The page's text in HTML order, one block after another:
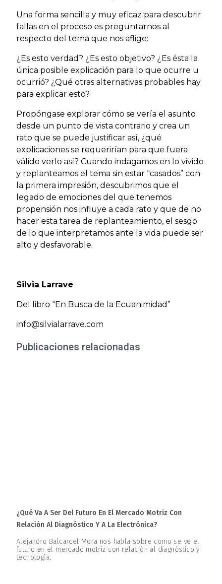
Una forma sencilla y muy eficaz para descubrir
fallas en el proceso es preguntarnos al
respecto del tema que nos aflige:
¿Es esto verdad? ¿Es esto objetivo? ¿Es ésta la
única posible explicación para lo que ocurre u
ocurrió? ¿Qué otras alternativas probables hay
para explicar esto?
Propóngase explorar cómo se vería el asunto
desde un punto de vista contrario y crea un
rato que se puede justificar así, ¿qué
explicaciones se requerirían para que fuera
válido verlo así? Cuando indagamos en lo vivido
y replanteamos el tema sin estar “casados” con
la primera impresión, descubrimos que el
legado de emociones del que tenemos
propensión nos influye a cada rato y que de no
hacer esta tarea de replanteamiento, el sesgo
de lo que interpretamos ante la vida puede ser
alto y desfavorable.
Silvia Larrave
Del libro “En Busca de la Ecuanimidad”
info@silvialarrave.com
Publicaciones relacionadas
¿Qué Va A Ser Del Futuro En El Mercado Motriz Con
Relación Al Diagnóstico Y A La Electrónica?
Alejandro Balcarcel Mora nos habla sobre como se ve el
futuro en el mercado motriz con relación al diagnóstico y
tecnología.